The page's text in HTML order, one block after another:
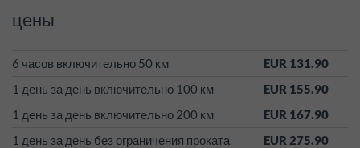
цены
6 часов включительно 50 км
EUR 131.90
1 день за день включительно 100 км
EUR 155.90
1 день за день включительно 200 км
EUR 167.90
1 день за день без ограничения проката
EUR 275.90